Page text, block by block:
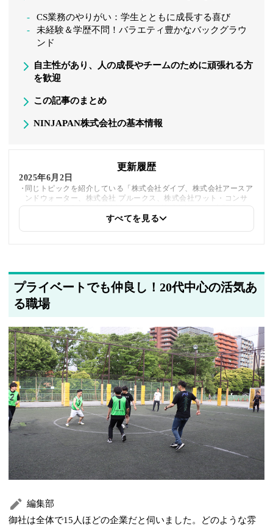
CS業務のやりがい：学生とともに成長する喜び
未経験＆学歴不問！バラエティ豊かなバックグラウ
ンド
自主性があり、人の成長やチームのために頑張れる方
を歓迎
この記事のまとめ
NINJAPAN株式会社の基本情報
更新履歴
2025年6月2日
同じトピックを紹介している「株式会社ダイブ、株式会社アースア
ンドウォーター、株式会社 プルークス、株式会社ワット・コンサ
ルティング、Simple株式会社、アクサス株式会社」への内部リンク
すべてを見る
プライベートでも仲良し！20代中心の活気あ
る職場
編集部
御社は全体で15人ほどの企業だと伺いました。どのような雰